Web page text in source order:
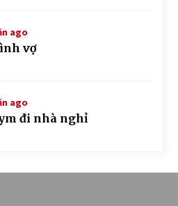
ago
vợ
ago
đi nhà nghỉ